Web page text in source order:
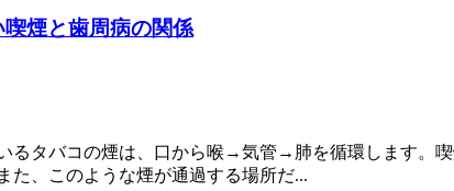
煙と歯周病の関係
るタバコの煙は、口から喉→気管→肺を循環します。
た、このような煙が通過する場所だ...